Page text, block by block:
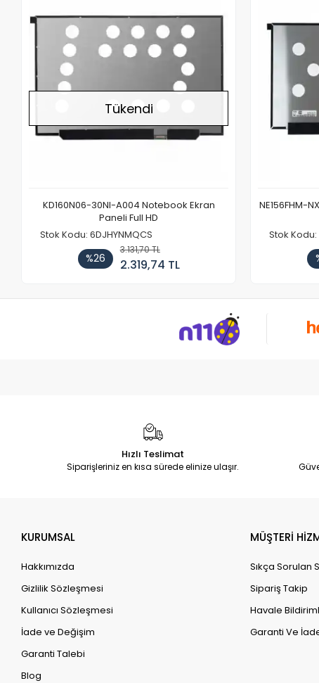
Tükendi
KD160N06-30NI-A004 Notebook Ekran
Paneli Full HD
Stok Kodu: 6DJHYNMQCS
%26
3.131,70 TL
2.319,74 TL
NE156FHM-
Stok Kodu:
Hızlı Teslimat
Siparişleriniz en kısa sürede elinize ulaşır.
KURUMSAL
Hakkımızda
Gizlilik Sözleşmesi
Kullanıcı Sözleşmesi
İade ve Değişim
Garanti Talebi
Blog
MÜŞTERİ
Sıkça Sorulan
Sipariş Takip
Havale
Garanti Ve